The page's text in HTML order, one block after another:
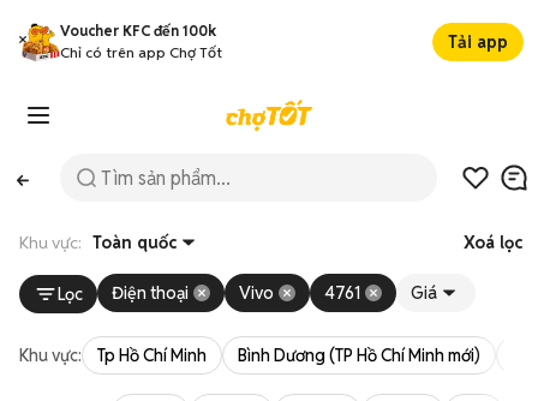
Voucher KFC đến 100k
Chỉ có trên app Chợ Tốt
Tải app
Khu vực: Toàn quốc Xoá lọc
Lọc Điện thoại Vivo 4761 Giá
Khu vực: Tp Hồ Chí Minh Bình Dương (TP Hồ Chí Minh mới)